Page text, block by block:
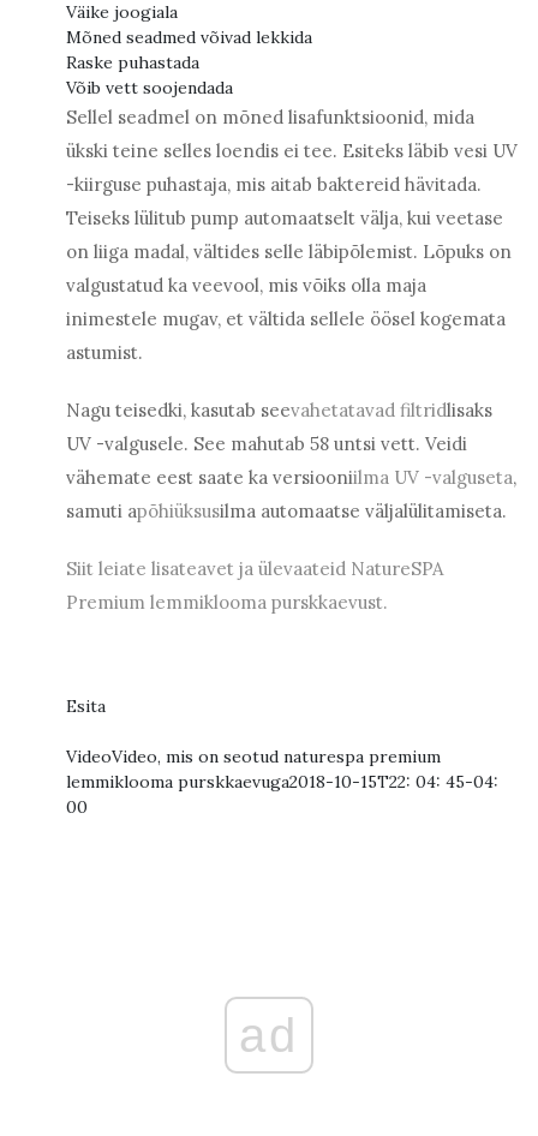
Väike joogiala
Mõned seadmed võivad lekkida
Raske puhastada
Võib vett soojendada
Sellel seadmel on mõned lisafunktsioonid, mida
ükski teine ​​selles loendis ei tee. Esiteks läbib vesi UV
-kiirguse puhastaja, mis aitab baktereid hävitada.
Teiseks lülitub pump automaatselt välja, kui veetase
on liiga madal, vältides selle läbipõlemist. Lõpuks on
valgustatud ka veevool, mis võiks olla maja
inimestele mugav, et vältida sellele öösel kogemata
astumist.
Nagu teisedki, kasutab seevahetatavad filtridlisaks
UV -valgusele. See mahutab 58 untsi vett. Veidi
vähemate eest saate ka versiooniilma UV -valguseta,
samuti apõhiüksusilma automaatse väljalülitamiseta.
Siit leiate lisateavet ja ülevaateid NatureSPA
Premium lemmiklooma purskkaevust.
Esita
VideoVideo, mis on seotud naturespa premium
lemmiklooma purskkaevuga2018-10-15T22: 04: 45-04:
00
ad